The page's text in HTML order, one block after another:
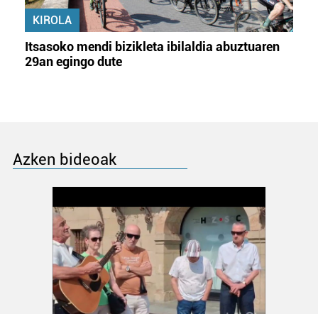
KIROLA
Itsasoko mendi bizikleta ibilaldia abuztuaren
29an egingo dute
Azken bideoak